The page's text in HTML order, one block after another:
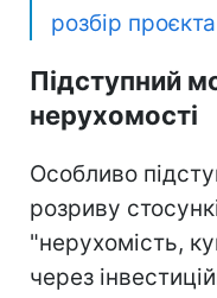
розбір проєкта
Підступний
нерухомості
Особливо
розриву
"нерухомість,
через